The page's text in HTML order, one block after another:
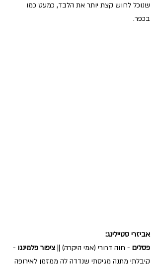
שנוכל לחוש קצת יותר את הלבד, כמעט כמו
בכפר.
אביזרי סטיילינג:
פסלים - חוה דרורי (אמי היקרה) || ציפור פלמינגו -
קיבלתי מתנה מגיסתי שנדדה לה ממזמן לאירופה